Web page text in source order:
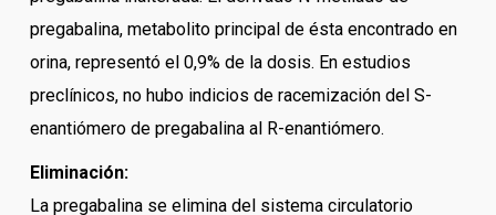
pregabalina, metabolito principal de ésta encontrado en
orina, representó el 0,9% de la dosis. En estudios
preclínicos, no hubo indicios de racemización del S-
enantiómero de pregabalina al R-enantiómero.
Eliminación:
La pregabalina se elimina del sistema circulatorio